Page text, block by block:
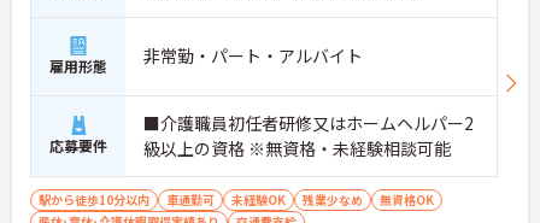
雇用形態 非常勤・パート・アルバイト
応募要件
■介護職員初任者研修又はホームヘルパー2
級以上の資格 ※無資格・未経験相談可能
駅から徒歩10分以内 車通勤可 未経験OK 残業少なめ
無資格OK